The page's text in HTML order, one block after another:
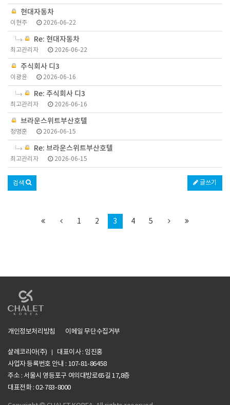
현대자동차
이현주 2026-06-22
Re: 현대자동차
최고관리자 2026-06-22
주식회사 디3
이광윤 2026-06-16
Re: 주식회사 디3
최고관리자 2026-06-16
브라운스위트부산호텔
정명훈 2026-06-15
Re: 브라운스위트부산호텔
최고관리자 2026-06-15
글쓰기
검색
1 2 3 4 5
개인정보처리방침 이메일 무단수집거부
샬레코리아(주)
대표이사 : 임진홍
사업자 등록번호 안내 : 107-81-86458
주소 : 서울시 영등포구 여의대방로65길 17,8층
대표전화 : 02-783-8000